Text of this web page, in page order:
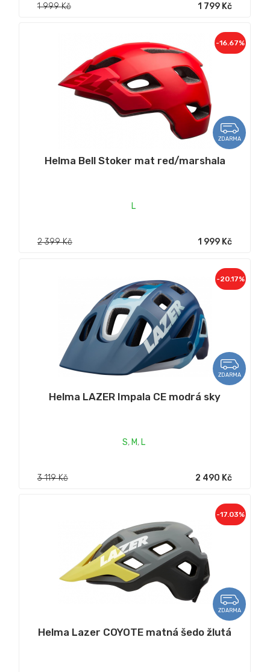
1 999 Kč 1 799 Kč
ZDARMA
-16.67%
Helma Bell Stoker mat red/marshala
L
2 399 Kč 1 999 Kč
ZDARMA
-20.17%
Helma LAZER Impala CE modrá sky
S, M, L
3 119 Kč 2 490 Kč
ZDARMA
-17.03%
Helma Lazer COYOTE matná šedo žlutá